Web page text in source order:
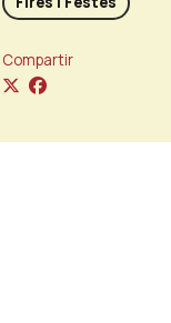
Compartir